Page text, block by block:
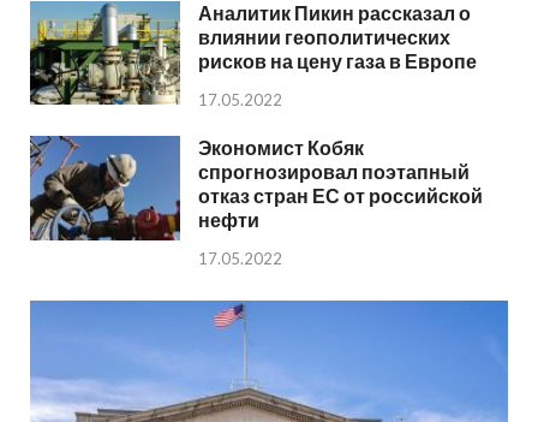
Аналитик Пикин рассказал о
влиянии геополитических
рисков на цену газа в Европе
17.05.2022
Экономист Кобяк
спрогнозировал поэтапный
отказ стран ЕС от российской
нефти
17.05.2022